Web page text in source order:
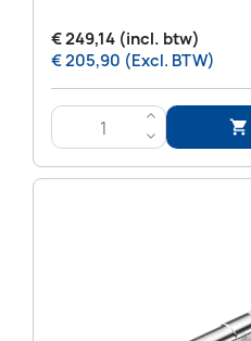
€ 249,14 (incl. btw)
€ 205,90 (Excl. BTW)
>
<
